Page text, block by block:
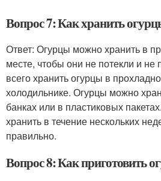
Вопрос 7: Как хранить
Ответ: Огурцы можно хранить в
месте, чтобы они не потекли и
всего хранить огурцы в
холодильнике. Огурцы можно
банках или в пластиковых
хранить в течение нескольких
правильно.
Вопрос 8: Как приготовить